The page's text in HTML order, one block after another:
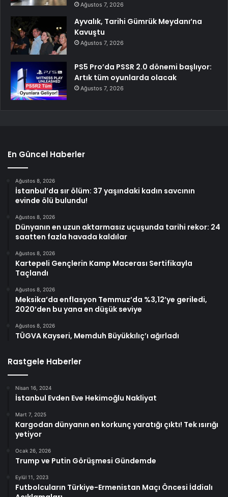
Ağustos 7, 2026
Ayvalık, Tarihi Gümrük Meydanı’na
Kavuştu
Ağustos 7, 2026
PS5 Pro’da PSSR 2.0 dönemi başlıyor:
Artık tüm oyunlarda olacak
Ağustos 7, 2026
En Güncel Haberler
Ağustos 8, 2026
İstanbul’da sır ölüm: 37 yaşındaki kadın savcının
evinde ölü bulundu!
Ağustos 8, 2026
Dünyanın en uzun aktarmasız uçuşunda tarihi rekor: 24
saatten fazla havada kaldılar
Ağustos 8, 2026
Kartepeli Gençlerin Kamp Macerası Sertifikayla
Taçlandı
Ağustos 8, 2026
Meksika’da enflasyon Temmuz’da %3,12’ye geriledi,
2020’den bu yana en düşük seviye
Ağustos 8, 2026
TÜGVA Kayseri, Memduh Büyükkılıç’ı ağırladı
Rastgele Haberler
Nisan 16, 2024
İstanbul Evden Eve Hekimoğlu Nakliyat
Mart 7, 2025
Kargodan dünyanın en korkunç yaratığı çıktı! Tek ısırığı
yetiyor
Ocak 26, 2026
Trump ve Putin Görüşmesi Gündemde
Eylül 11, 2023
Futbolcuların Türkiye-Ermenistan Maçı Öncesi İddialı